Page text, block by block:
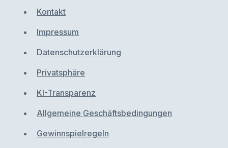
Kontakt
Impressum
Datenschutzerklärung
Privatsphäre
KI-Transparenz
Allgemeine Geschäftsbedingungen
Gewinnspielregeln